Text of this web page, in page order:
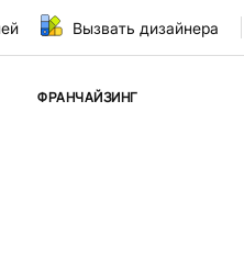
Вызвать дизайнера
ФРАНЧАЙЗИНГ